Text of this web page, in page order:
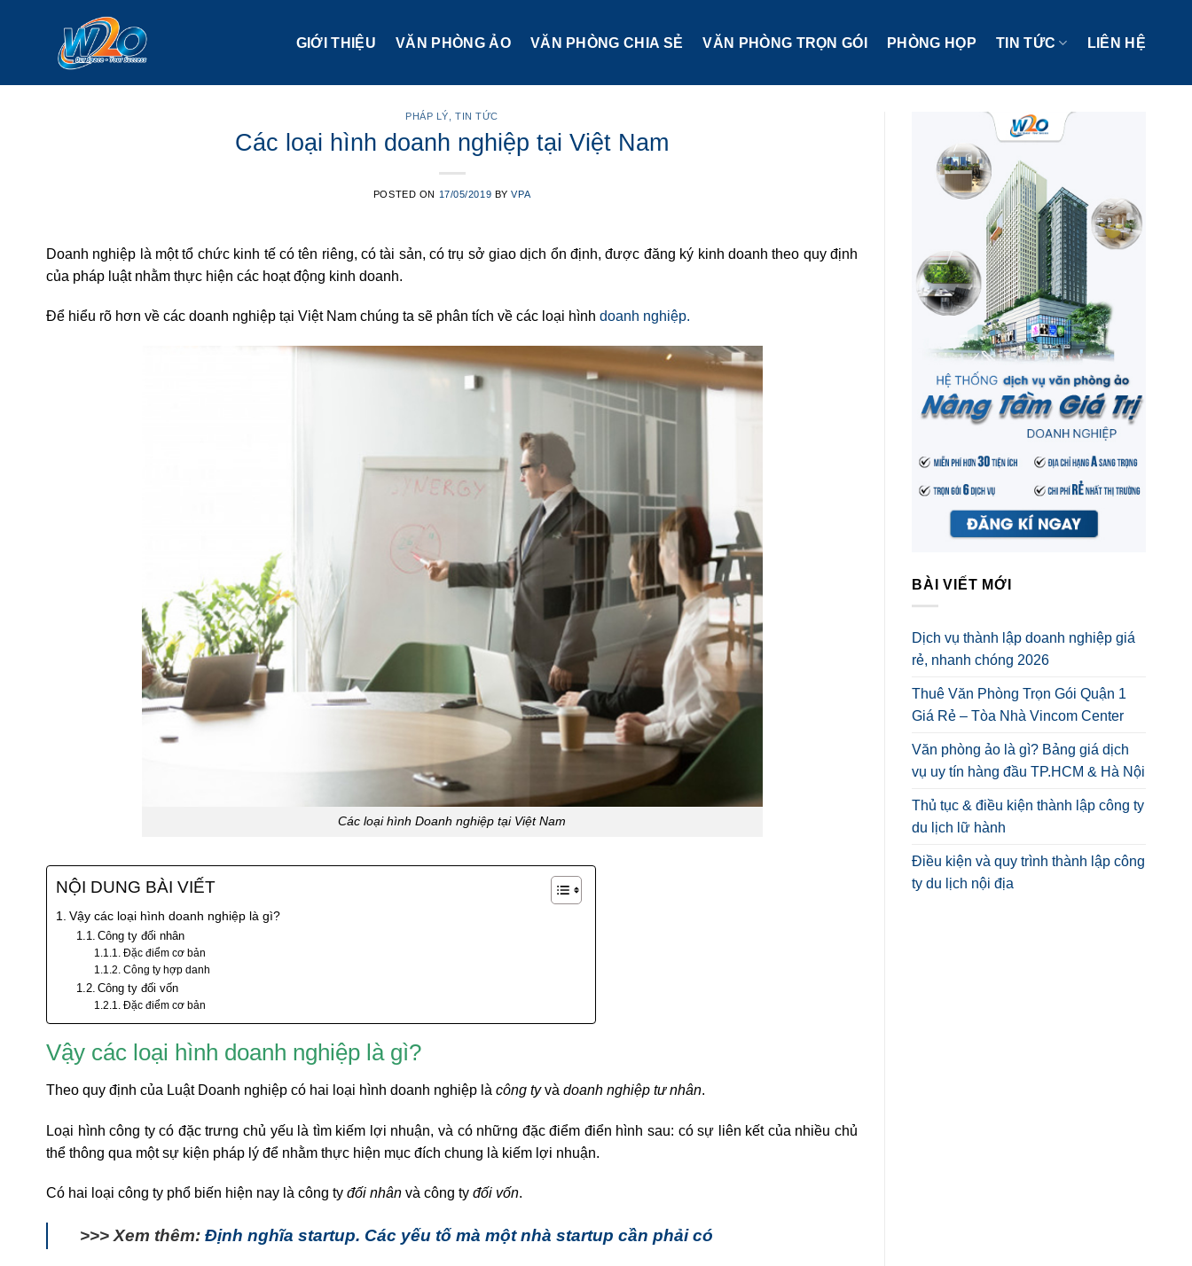
GIỚI THIỆU VĂN PHÒNG ẢO VĂN PHÒNG CHIA SẺ VĂN PHÒNG TRỌN GÓI PHÒNG HỌP TIN TỨC LIÊN HỆ
PHÁP LÝ ,TIN TỨC
Các loại hình doanh nghiệp tại Việt Nam
POSTED ON 17/05/2019 BYVPA
Doanh nghiệp là một tổ chức kinh tế có tên riêng, có tài sản, có trụ sở giao dịch ổn định, được đăng ký kinh doanh theo quy định
của pháp luật nhằm thực hiện các hoạt động kinh doanh.
Để hiểu rõ hơn về các doanh nghiệp tại Việt Nam chúng ta sẽ phân tích về các loại hình doanh nghiệp.
Các loại hình Doanh nghiệp tại Việt Nam
NỘI DUNG BÀI VIẾT
Vậy các loại hình doanh nghiệp là gì?
Công ty đối nhân
Đặc điểm cơ bản
Công ty hợp danh
Công ty đối vốn
Đặc điểm cơ bản
Vậy các loại hình doanh nghiệp là gì?
Theo quy định của Luật Doanh nghiệp có hai loại hình doanh nghiệp là công tyvà doanh nghiệp tư nhân.
Loại hình công ty có đặc trưng chủ yếu là tìm kiếm lợi nhuận, và có những đặc điểm điển hình sau: có sự liên kết của nhiều chủ
thể thông qua một sự kiện pháp lý để nhằm thực hiện mục đích chung là kiếm lợi nhuận.
Có hai loại công ty phổ biến hiện nay là công ty đối nhân và công ty đối vốn.
>>> Xem thêm: Định nghĩa startup. Các yếu tố mà một nhà startup cần phải có
BÀI VIẾT MỚI
Dịch vụ thành lập doanh nghiệp giá
rẻ, nhanh chóng 2026
Thuê Văn Phòng Trọn Gói Quận 1
Giá Rẻ – Tòa Nhà Vincom Center
Văn phòng ảo là gì? Bảng giá dịch
vụ uy tín hàng đầu TP.HCM & Hà Nội
Thủ tục & điều kiện thành lập công ty
du lịch lữ hành
Điều kiện và quy trình thành lập công
ty du lịch nội địa